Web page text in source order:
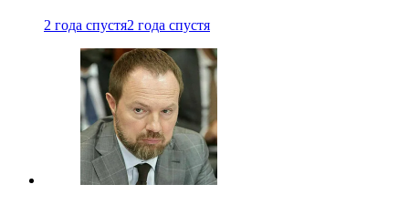
2 года спустя2 года спустя